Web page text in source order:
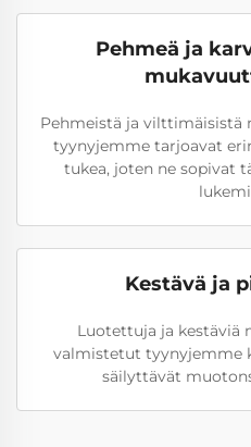
Pehmeä ja
Pehmeistä ja vilttimäisistä
tyynyjemme tarjoavat
tukea, joten ne sopivat
Kestävä ja
Luotettuja ja kestäviä
valmistetut tyynyjemme
säilyttävät